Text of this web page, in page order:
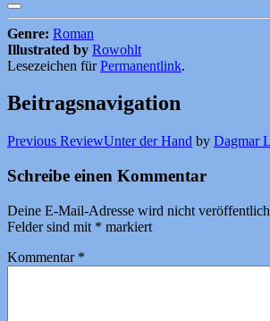
Genre: Roman
Illustrated by Rowohlt
Lesezeichen fürPermanentlink.
Beitragsnavigation
Previous ReviewUnter der Hand by Dagmar
Schreibe einen Kommentar
Deine E-Mail-Adresse wird nicht
Felder sind mit * markiert
Kommentar *